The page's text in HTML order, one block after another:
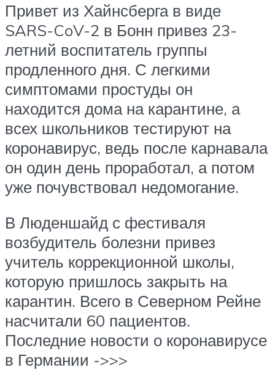
Привет из Хайнсберга в виде
SARS-CoV-2 в Бонн привез 23-
летний воспитатель группы
продленного дня. С легкими
симптомами простуды он
находится дома на карантине, а
всех школьников тестируют на
коронавирус, ведь после карнавала
он один день проработал, а потом
уже почувствовал недомогание.
В Люденшайд с фестиваля
возбудитель болезни привез
учитель коррекционной школы,
которую пришлось закрыть на
карантин. Всего в Северном Рейне
насчитали 60 пациентов.
Последние новости о коронавирусе
в Германии ->>>